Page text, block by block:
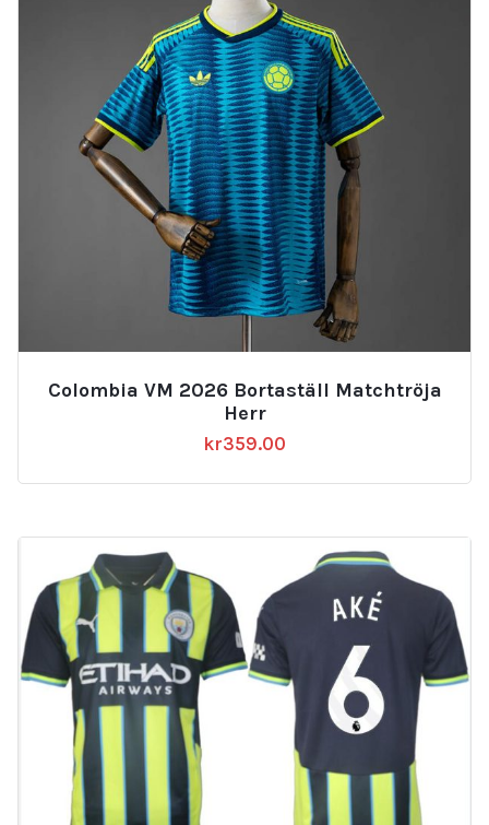
Colombia VM 2026 Bortaställ Matchtröja
Herr
kr359.00